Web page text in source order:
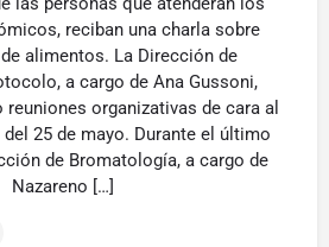
reciban una charla sobre
alimentos. La Dirección de
a cargo de Ana Gussoni,
organizativas de cara al
25 de mayo. Durante el último
de Bromatología, a cargo de
Nazareno […]